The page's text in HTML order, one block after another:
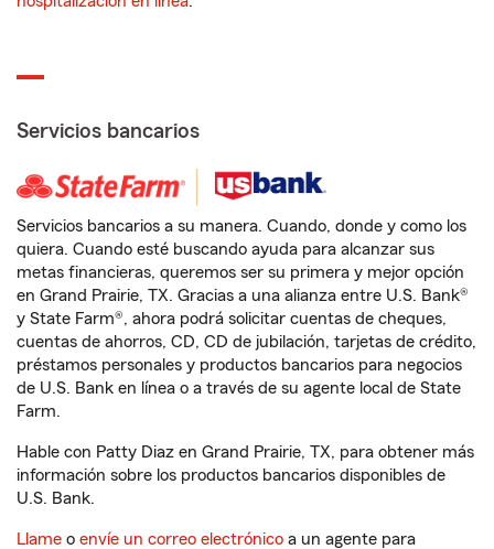
Servicios bancarios
Servicios bancarios a su manera. Cuando, donde y como los
quiera. Cuando esté buscando ayuda para alcanzar sus
metas financieras, queremos ser su primera y mejor opción
en Grand Prairie, TX. Gracias a una alianza entre U.S. Bank®
y State Farm®, ahora podrá solicitar cuentas de cheques,
cuentas de ahorros, CD, CD de jubilación, tarjetas de crédito,
préstamos personales y productos bancarios para negocios
de U.S. Bank en línea o a través de su agente local de State
Farm.
Hable con Patty Diaz en Grand Prairie, TX, para obtener más
información sobre los productos bancarios disponibles de
U.S. Bank.
Llame o envíe un correo electrónico a un agente para